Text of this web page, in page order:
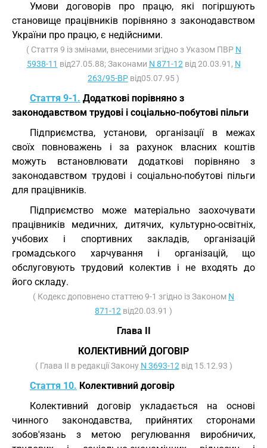
Умови договорів про працю, які погіршують
становище працівників порівняно з законодавством
України про працю, є недійсними.
( Стаття 9 із змінами, внесеними згідно з Указом ПВР N
5938-11 від27.05.88; Законами N 871-12 від 20.03.91, N
263/95-ВР від05.07.95 )
Стаття 9-1. Додаткові порівняно з
законодавством трудові і соціально-побутові пільги
Підприємства, установи, організації в межах
своїх повноважень і за рахунок власних коштів
можуть встановлювати додаткові порівняно з
законодавством трудові і соціально-побутові пільги
для працівників.
Підприємство може матеріально заохочувати
працівників медичних, дитячих, культурно-освітніх,
учбових і спортивних закладів, організацій
громадського харчування і організацій, що
обслуговують трудовий колектив і не входять до
його складу.
( Кодекс доповнено статтею 9-1 згідно із Законом N
871-12 від20.03.91 )
Глава II
КОЛЕКТИВНИЙ ДОГОВІР
( Глава II в редакції Закону N 3693-12 від 15.12.93 )
Стаття 10. Колективний договір
Колективний договір укладається на основі
чинного законодавства, прийнятих сторонами
зобов'язань з метою регулювання виробничих,